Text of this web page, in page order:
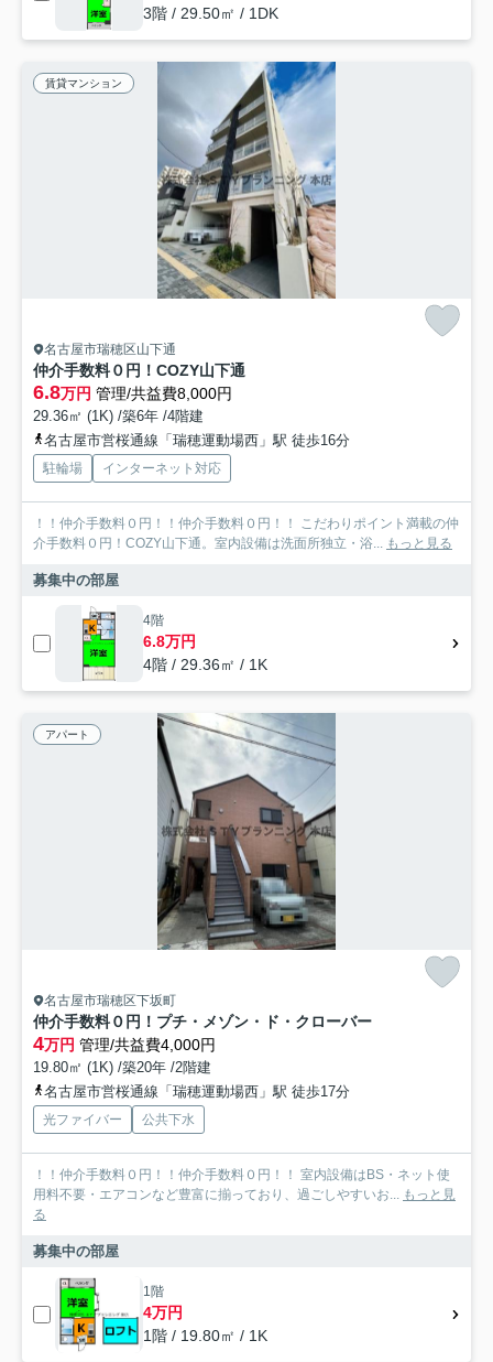
3階 / 29.50㎡ / 1DK
賃貸マンション
名古屋市瑞穂区山下通
仲介手数料０円！COZY山下通
6.8万円 管理/共益費8,000円
29.36㎡ (1K) /築6年 /4階建
名古屋市営桜通線「瑞穂運動場西」駅 徒歩16分
駐輪場 インターネット対応
！！仲介手数料０円！！仲介手数料０円！！ こだわりポイント満載の仲
介手数料０円！COZY山下通。室内設備は洗面所独立・浴... もっと見る
募集中の部屋
4階
6.8万円
4階 / 29.36㎡ / 1K
アパート
名古屋市瑞穂区下坂町
仲介手数料０円！プチ・メゾン・ド・クローバー
4万円 管理/共益費4,000円
19.80㎡ (1K) /築20年 /2階建
名古屋市営桜通線「瑞穂運動場西」駅 徒歩17分
光ファイバー 公共下水
！！仲介手数料０円！！仲介手数料０円！！ 室内設備はBS・ネット使
用料不要・エアコンなど豊富に揃っており、過ごしやすいお... もっと見
る
募集中の部屋
1階
4万円
1階 / 19.80㎡ / 1K